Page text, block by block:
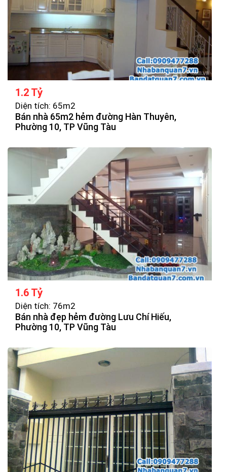
1.2 Tỷ
Diện tích: 65m2
Bán nhà 65m2 hẻm đường Hàn Thuyên,
Phường 10, TP Vũng Tàu
1.6 Tỷ
Diện tích: 76m2
Bán nhà đẹp hẻm đường Lưu Chí Hiếu,
Phường 10, TP Vũng Tàu